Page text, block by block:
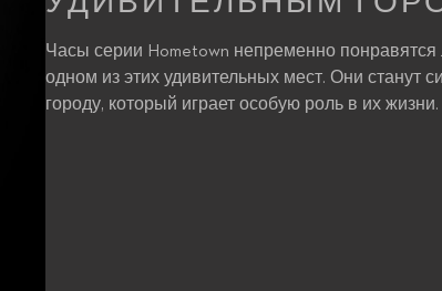
Часы серии Hometown непременно
одном из этих удивительных мест. Они станут
городу, который играет особую роль в их жизни.